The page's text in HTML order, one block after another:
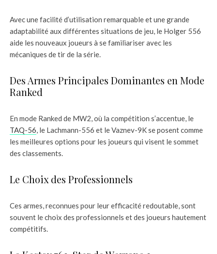
Avec une facilité d’utilisation remarquable et une grande
adaptabilité aux différentes situations de jeu, le Holger 556
aide les nouveaux joueurs à se familiariser avec les
mécaniques de tir de la série.
Des Armes Principales Dominantes en Mode
Ranked
En mode Ranked de MW2, où la compétition s’accentue, le
TAQ-56, le Lachmann-556 et le Vaznev-9K se posent comme
les meilleures options pour les joueurs qui visent le sommet
des classements.
Le Choix des Professionnels
Ces armes, reconnues pour leur efficacité redoutable, sont
souvent le choix des professionnels et des joueurs hautement
compétitifs.